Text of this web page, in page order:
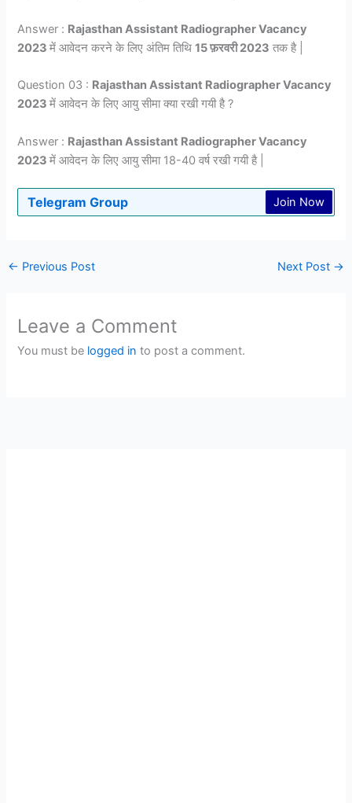
Answer : Rajasthan Assistant Radiographer Vacancy
2023में आवेदन करने के लिए अंतिम तिथि15 फ़रवरी 2023 तक है |
Question 03 : Rajasthan Assistant Radiographer Vacancy
2023में आवेदन के लिए आयु सीमा क्या रखी गयी है ?
Answer : Rajasthan Assistant Radiographer Vacancy
2023में आवेदन के लिए आयु सीमा 18-40 वर्ष रखी गयी है |
Telegram Group Join Now
← Previous Post Next Post →
Leave a Comment
You must be logged in to post a comment.